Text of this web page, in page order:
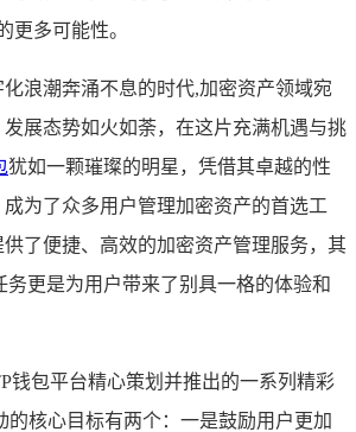
更多可能性。
浪潮奔涌不息的时代,加密资产领域宛
展态势如火如荼，在这片充满机遇与挑
犹如一颗璀璨的明星，凭借其卓越的性
为了众多用户管理加密资产的首选工
了便捷、高效的加密资产管理服务，其
务更是为用户带来了别具一格的体验和
钱包平台精心策划并推出的一系列精彩
的核心目标有两个：一是鼓励用户更加